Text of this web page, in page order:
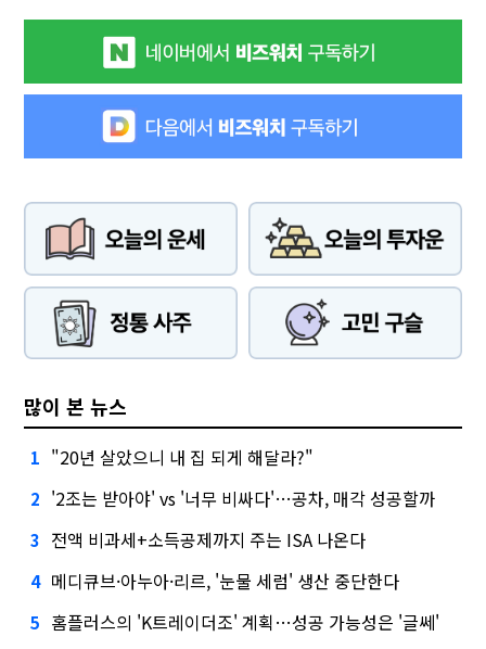
많이 본 뉴스
1 "20년 살았으니 내 집 되게 해달라?"
2 '2조는 받아야' vs '너무 비싸다'…공차, 매각 성공할까
3 전액 비과세+소득공제까지 주는 ISA 나온다
4 메디큐브·아누아·리르, '눈물 세럼' 생산 중단한다
5 홈플러스의 'K트레이더조' 계획…성공 가능성은 '글쎄'